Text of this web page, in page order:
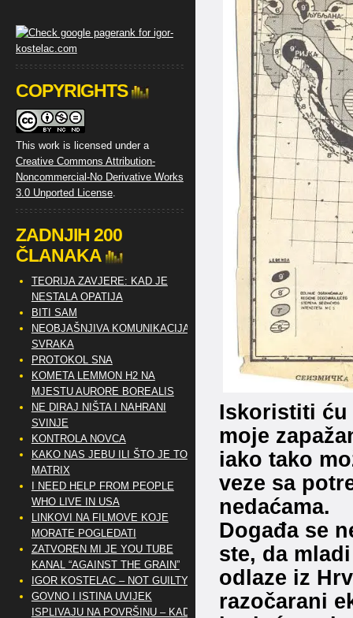
Iskoristiti ću
moje
iako tako
veze sa
nedaćama.
Događa se
ste, da
odlaze iz
razočarani
COPYRIGHTS
This work is licensed under a
Creative Commons Attribution-
Noncommercial-No Derivative Works
3.0 Unported License.
ZADNJIH 200
ČLANAKA
TEORIJA ZAVJERE: KAD JE
NESTALA OPATIJA
BITI SAM
NEOBJAŠNJIVA KOMUNIKACIJA
SVRAKA
PROTOKOL SNA
KOMETA LEMMON H2 NA
MJESTU AURORE BOREALIS
NE DIRAJ NIŠTA I NAHRANI
SVINJE
KONTROLA NOVCA
KAKO NAS JEBU ILI ŠTO JE TO
MATRIX
I NEED HELP FROM PEOPLE
WHO LIVE IN USA
LINKOVI NA FILMOVE KOJE
MORATE POGLEDATI
ZATVOREN MI JE YOU TUBE
KANAL “AGAINST THE GRAIN”
IGOR KOSTELAC – NOT GUILTY
GOVNO I ISTINA UVIJEK
ISPLIVAJU NA POVRŠINU – KAD